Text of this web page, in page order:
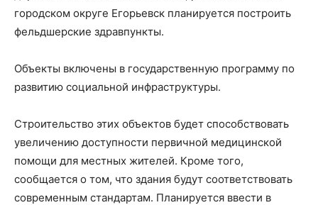
городском округе Егорьевск планируется построить
фельдшерские здравпункты.
Объекты включены в государственную программу по
развитию социальной инфраструктуры.
Строительство этих объектов будет способствовать
увеличению доступности первичной медицинской
помощи для местных жителей. Кроме того,
сообщается о том, что здания будут соответствовать
современным стандартам. Планируется ввести в